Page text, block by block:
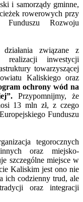
i samorządy gminne,
rowerowych przy
Rozwoju
związane z
realizacji inwestycji
towarzyszącej
Kaliskiego oraz
ochrony wód na
Przypomnijmy, że
13 mln zł, z czego
Funduszu
tegorocznych
oraz miejsko-
szczególne miejsce w
Kaliskim jest ono nie
ich codzienny trud, ale
oraz integracji